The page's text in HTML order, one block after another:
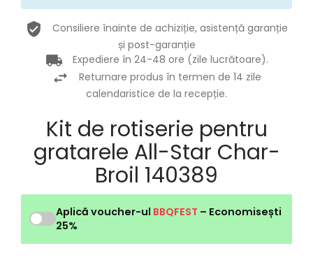
Consiliere înainte de achiziție, asistență garanție
și post-garanție
Expediere în 24-48 ore (zile lucrătoare).
Returnare produs în termen de 14 zile
calendaristice de la recepție.
Kit de rotiserie pentru
gratarele All-Star Char-
Broil 140389
Aplică voucher-ul BBQFEST – Economisești
25%